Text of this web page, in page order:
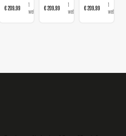
€ 209,99
1
webshop
€ 209,99
1
webshop
€ 209,99
1
webshop